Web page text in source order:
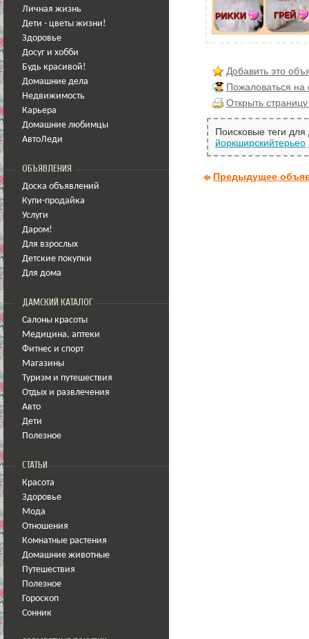
Личная жизнь
Дети - цветы жизни!
Здоровье
Досуг и хобби
Будь красивой!
Домашние дела
Недвижимость
Карьера
Домашние любимцы
АвтоЛеди
ОБЪЯВЛЕНИЯ
Доска объявлений
Купи-продайка
Услуги
Даром!
Для взрослых
Детские покупки
Для дома
ДАМСКИЙ КАТАЛОГ
Салоны красоты
Медицина, аптеки
Фитнес и спорт
Магазины
Туризм и путешествия
Отдых и развлечения
Авто
Дети
Полезное
СТАТЬИ
Красота
Здоровье
Мода
Отношения
Комнатные растения
Домашние животные
Путешествия
Полезное
Гороскоп
Сонник
Добавить это
Пожаловаться
Открыть
Поисковые теги
йоркширскийтерьео
Предыдущее